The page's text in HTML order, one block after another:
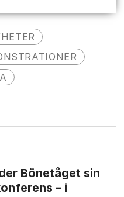
Bönetåget sin
– i